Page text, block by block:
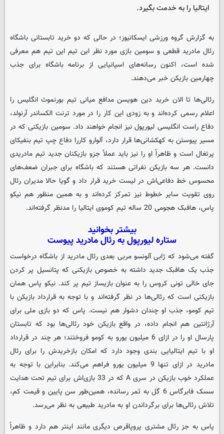
ایتالیا را به خدمت بگیرد.
به گزارش گروه ورزشی ایسکانیوز؛ در حالی که دو خرید تابستانی باشگاه
رئال مادرید قطعی و سومین بازی مورد نظر این تیم این تیم هم معرفی
شده است، اکنون رسانه‌های اسپانیایی از برنامه باشگاه برای جذب
چهارمین بازیکن خبر می‌دهند.
رئالی‌ها تا الان خرید دین هویسن مدافع میانی تیم بورنموث انگلیس را
اعلام رسمی کرده‌اند و به زودی این کار را در مورد ترنت الکساندر آرنولد،
دفاع راست انگلیسی لیورپول نیز انجام خواهند داد. سومین بازیکنی که در
مسیر پیوستن به کهکشانی‌ها قرار دارد، آلوارو کاررا دفاع چپ تیم بنفیکای
پرتغال است و ظاهراً او را نیز باید عملاً جزو بازیکنان جدید تیم مادریدی
دانست. هر سه بازیکن نفراتی هستند که باشگاه برای جبران ضعف‌های
محسوس‌ خط دفاعی‌اش در لیست خرید قرار داد و گویا حالا مدیران رئال
روی تقویت سایر خطوط نیز تمرکز کرده‌اند و به همین منظور هم نیکو
پاس، هافبک هجومی 20 ساله تیم کوموی ایتالیا را مدنظر گرفته‌اند.
بیشتر بخوانید
ستاره لیورپول به رئال مادرید پیوست
گفته می‌شود که ژابی آلونسو مربی بعدی رئال مادرید از باشگاه درخواست
جذب یک هافبک جدید داشته به خصوص بازیکنی که پتانسیل پر کردن
جای خالی تونی کروس را به عنوان بازیساز تیم پر کند. نیکو پاس همان
بازیکنی است که رئالی‌ها در نظر گرفته‌اند و با توجه به قرارداد بازیکن با
تیم کومو، جذب او چندان دشوار هم نیست. پاس که دو بازی ملی برای
آرژانتین هم انجام داده، در واقع بازیکن خود رئالی‌ها بود که تابستان
پارسال او را در ازای 6 میلیون یورو به کومو فروختند؛ هر چند در قرارداد
او با تیم ایتالیایی بندی وجود دارد که امکان بازخریدش را برای رئال
مادرید در ازای تنها 9 میلیون یورو فراهم می‌کند. بنابراین با توجه به
عملکرد خوب بازیکن در سری A که در 33 بازی‌اش برای تیم تحت هدایت
سسک فابرگاس 6 گل به ثمر رسانده، همین‌طور سن پایین و قیمت کم،
تلاش رئالی‌ها برای برگرداندن او به مادرید طبیعی به نظر می‌رسد.
پاس به جز رئال مشتری پروپاقرص دیگری مانند اینتر هم دارد و ظاهراً